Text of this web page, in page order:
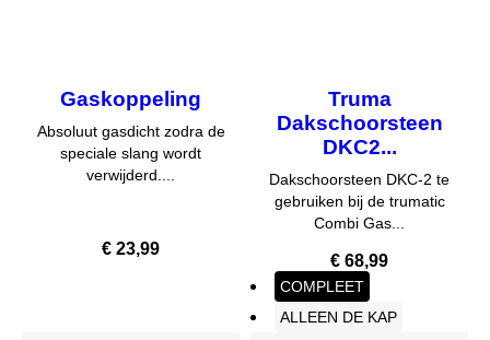
Gaskoppeling
Absoluut gasdicht zodra de
speciale slang wordt
verwijderd....
Prijs
€ 23,99
Truma
Dakschoorsteen
DKC2...
Dakschoorsteen DKC-2 te
gebruiken bij de trumatic
Combi Gas...
Prijs
€ 68,99
COMPLEET
ALLEEN DE KAP